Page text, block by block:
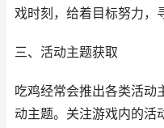
戏时刻，给着目标努力，
三、活动主题获取
吃鸡经常会推出各类活动
动主题。关注游戏内的活